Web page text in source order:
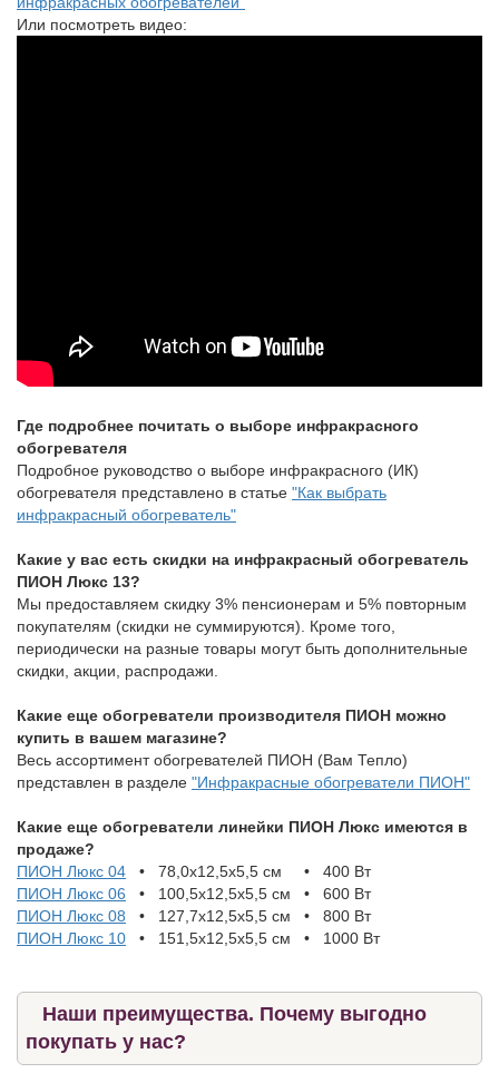
Или посмотреть видео:
Где подробнее почитать о выборе инфракрасного
обогревателя
Подробное руководство о выборе инфракрасного (ИК)
обогревателя представлено в статье "Как выбрать
инфракрасный обогреватель"
Какие у вас есть скидки на инфракрасный обогреватель
ПИОН Люкс 13?
Мы предоставляем скидку 3% пенсионерам и 5% повторным
покупателям (скидки не суммируются). Кроме того,
периодически на разные товары могут быть дополнительные
скидки, акции, распродажи.
Какие еще обогреватели производителя ПИОН можно
купить в вашем магазине?
Весь ассортимент обогревателей ПИОН (Вам Тепло)
представлен в разделе "Инфракрасные обогреватели ПИОН"
Какие еще обогреватели линейки ПИОН Люкс имеются в
продаже?
ПИОН Люкс 04 • 78,0x12,5x5,5 см • 400 Вт
ПИОН Люкс 06 • 100,5x12,5x5,5 см • 600 Вт
ПИОН Люкс 08 • 127,7x12,5x5,5 см • 800 Вт
ПИОН Люкс 10 • 151,5x12,5x5,5 см • 1000 Вт
Наши преимущества. Почему выгодно
покупать у нас?